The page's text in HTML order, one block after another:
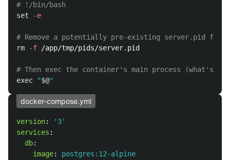
# !/bin/bash
set
-e
# Remove a potentially pre-existing server.pid for
rm
-f /app/tmp/pids/server.pid
# Then exec the container's main process (what's
exec
"$@"
docker-compose.yml
version: ' 3'
services :
db:
image:
postgres:12-alpine